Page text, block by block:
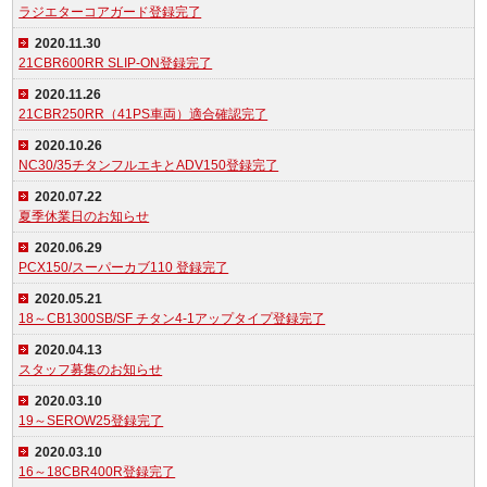
ラジエターコアガード登録完了
2020.11.30
21CBR600RR SLIP-ON登録完了
2020.11.26
21CBR250RR（41PS車両）適合確認完了
2020.10.26
NC30/35チタンフルエキとADV150登録完了
2020.07.22
夏季休業日のお知らせ
2020.06.29
PCX150/スーパーカブ110 登録完了
2020.05.21
18～CB1300SB/SF チタン4-1アップタイプ登録完了
2020.04.13
スタッフ募集のお知らせ
2020.03.10
19～SEROW25登録完了
2020.03.10
16～18CBR400R登録完了